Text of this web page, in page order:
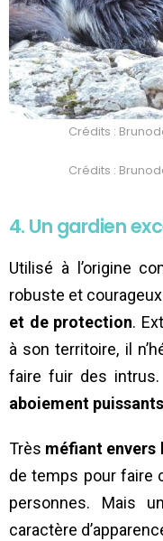
Crédits :
Crédits :
4. Un gardien
Utilisé à l’origine
robuste et
et de protection.
à son territoire, il
faire fuir des
aboiement puissants
Très méfiant envers
de temps pour faire
personnes. Mais
caractère